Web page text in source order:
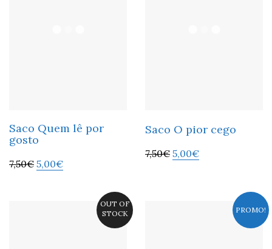
Saco Quem lê por
gosto
7,50€ 5,00€
Saco O pior cego
7,50€ 5,00€
OUT OF
STOCK
PROMO!